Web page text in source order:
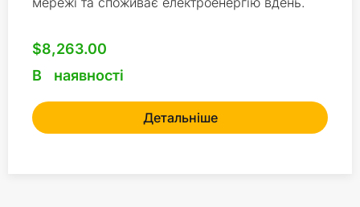
$8,263.00
В наявності
Детальніше